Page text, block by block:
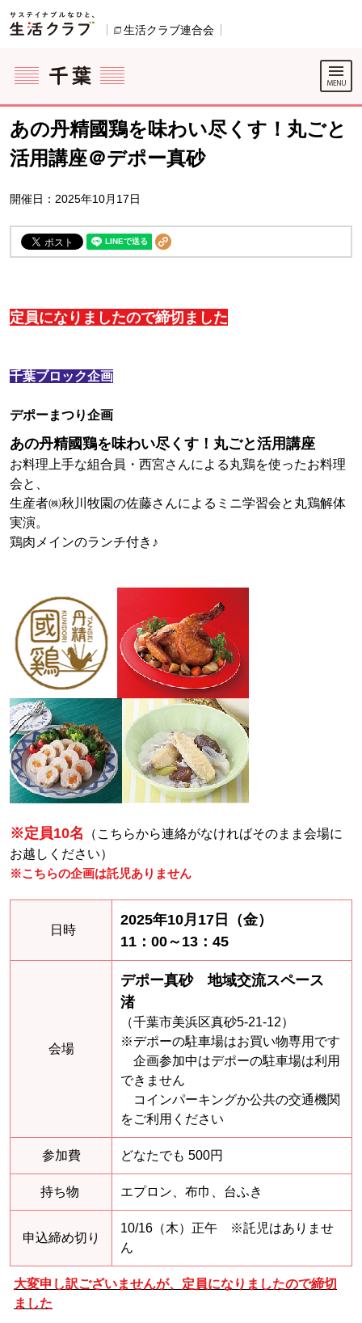
ページの先頭です。
生活クラブ連合会
ここからサイト内共通メニューです。
サイト内共通メニューをスキップする
サイト内共通メニューここまで。
あの丹精國鶏を味わい尽くす！丸ごと
活用講座＠デポー真砂
開催日：2025年10月17日
定員になりましたので締切ました
千葉ブロック企画
デポーまつり企画
あの丹精國鶏を味わい尽くす！丸ごと活用講座
お料理上手な組合員・西宮さんによる丸鶏を使ったお料理
会と、
生産者㈱秋川牧園の佐藤さんによるミニ学習会と丸鶏解体
実演。
鶏肉メインのランチ付き♪
※定員10名
（こちらから連絡がなければそのまま会場に
お越しください）
※こちらの企画は託児ありません
日時
2025年10月17日（金）
11：00～13：45
会場
デポー真砂地域交流スペース
渚
（千葉市美浜区真砂5-21-12）
※デポーの駐車場はお買い物専用です
企画参加中はデポーの駐車場は利用
できません
コインパーキングか公共の交通機関
をご利用ください
参加費 どなたでも 500円
持ち物 エプロン、布巾、台ふき
申込締め切り
10/16（木）正午 ※託児はありませ
ん
大変申し訳ございませんが、定員になりましたので締切
ました